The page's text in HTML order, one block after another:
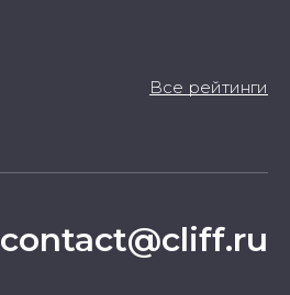
Все рейтинги
contact@cliff.ru